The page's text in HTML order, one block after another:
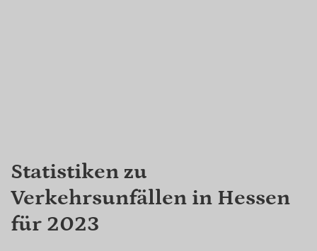
Statistiken zu
Verkehrsunfällen in Hessen
für 2023